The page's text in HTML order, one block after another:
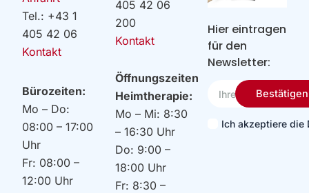
Tel.: +43 1
405 42 06
Kontakt
Bürozeiten:
Mo – Do:
08:00 – 17:00
Uhr
Fr: 08:00 –
12:00 Uhr
405 42 06
200
Kontakt
Öffnungszeiten
Heimtherapie:
Mo – Mi: 8:30
– 16:30 Uhr
Do: 9:00 –
18:00 Uhr
Fr: 8:30 –
Hier eintragen
für den
Newsletter:
Email
Ich akzeptiere die
Bestätigen